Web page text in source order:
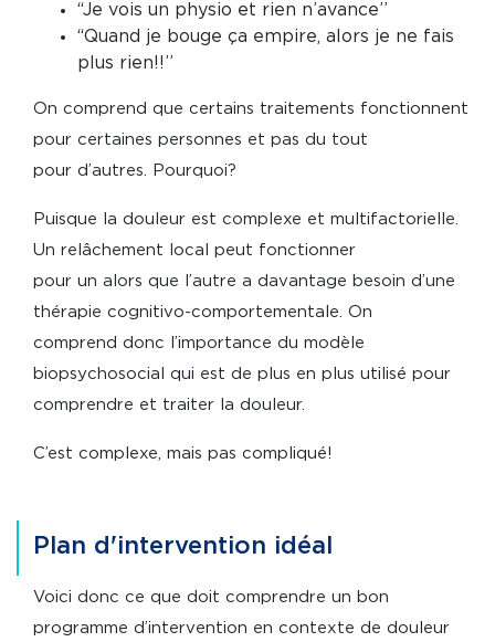
“Je vois un physio et rien n’avance’’
“Quand je bouge ça empire, alors je ne fais
plus rien!!’’
On comprend que certains traitements fonctionnent
pour certaines personnes et pas du tout
pour d’autres. Pourquoi?
Puisque la douleur est complexe et multifactorielle.
Un relâchement local peut fonctionner
pour un alors que l’autre a davantage besoin d’une
thérapie cognitivo-comportementale. On
comprend donc l’importance du modèle
biopsychosocial qui est de plus en plus utilisé pour
comprendre et traiter la douleur.
C’est complexe, mais pas compliqué!
Plan d'intervention idéal
Voici donc ce que doit comprendre un bon
programme d’intervention en contexte de douleur